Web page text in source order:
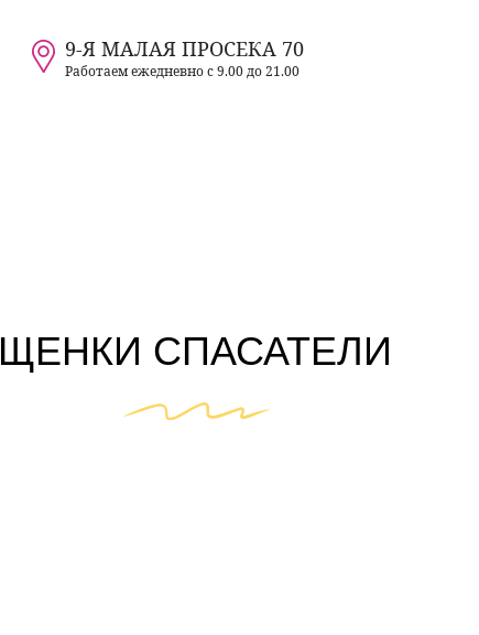
9-Я МАЛАЯ ПРОСЕКА 70
Работаем ежедневно с 9.00 до 21.00
ЩЕНКИ СПАСАТЕЛИ